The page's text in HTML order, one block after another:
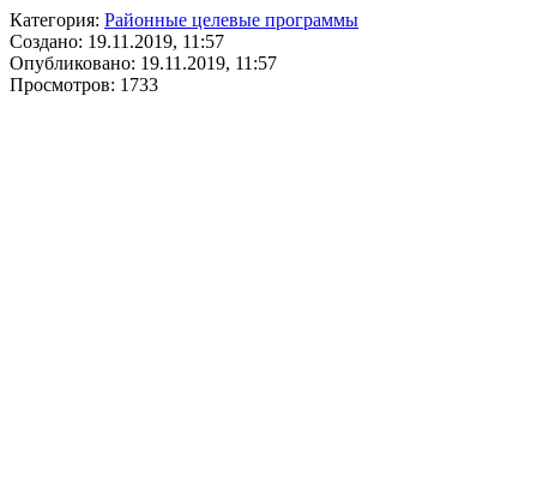
Категория: Районные целевые программы
Создано: 19.11.2019, 11:57
Опубликовано: 19.11.2019, 11:57
Просмотров: 1733